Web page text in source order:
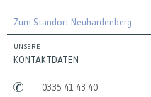
Zum Standort Neuhardenberg
UNSERE
KONTAKTDATEN
0335 41 43 40